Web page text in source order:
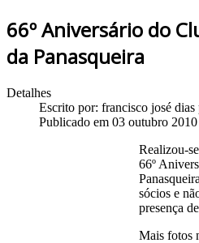
66º Aniversário do
da Panasqueira
Detalhes
Escrito por: francisco josé dias
Publicado em 03 outubro 2010
Realizou-
66º
sócios e
presença
Mais fotos